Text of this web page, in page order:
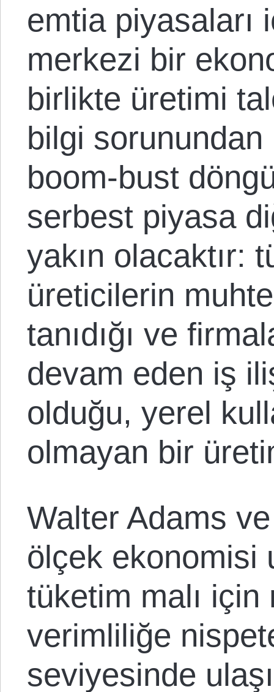
emtia piyasaları
merkezi bir
birlikte üretimi
bilgi
boom-bust
serbest piyasa
yakın olacaktır:
üreticilerin
tanıdığı ve
devam eden iş
olduğu, yerel
olmayan bir
Walter Adams
ölçek ekonomisi
tüketim malı
verimliliğe
seviyesinde